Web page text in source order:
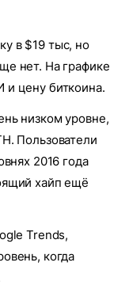
в $19 тыс, но
нет. На графике
и цену биткоина.
низком уровне,
Пользователи
2016 года
хайп ещё
Trends,
когда